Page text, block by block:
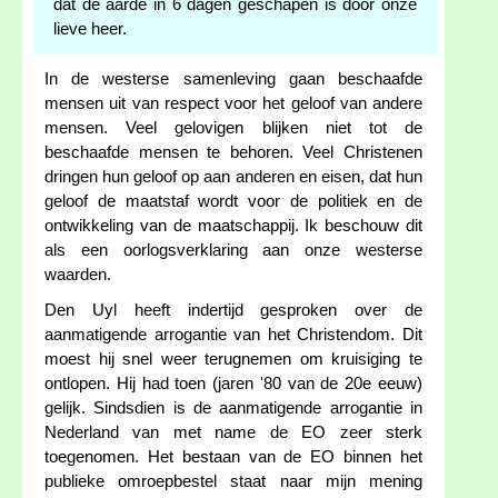
dat de aarde in 6 dagen geschapen is door onze
lieve heer.
In de westerse samenleving gaan beschaafde
mensen uit van respect voor het geloof van andere
mensen. Veel gelovigen blijken niet tot de
beschaafde mensen te behoren. Veel Christenen
dringen hun geloof op aan anderen en eisen, dat hun
geloof de maatstaf wordt voor de politiek en de
ontwikkeling van de maatschappij. Ik beschouw dit
als een oorlogsverklaring aan onze westerse
waarden.
Den Uyl heeft indertijd gesproken over de
aanmatigende arrogantie van het Christendom. Dit
moest hij snel weer terugnemen om kruisiging te
ontlopen. Hij had toen (jaren '80 van de 20e eeuw)
gelijk. Sindsdien is de aanmatigende arrogantie in
Nederland van met name de EO zeer sterk
toegenomen. Het bestaan van de EO binnen het
publieke omroepbestel staat naar mijn mening